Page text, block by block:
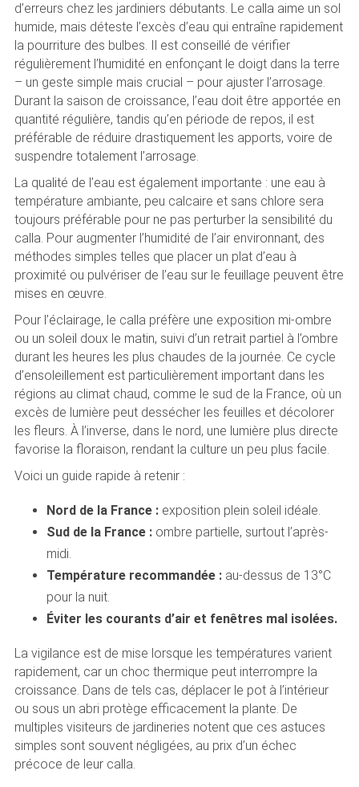
d’erreurs chez les jardiniers débutants. Le calla aime un sol
humide, mais déteste l’excès d’eau qui entraîne rapidement
la pourriture des bulbes. Il est conseillé de vérifier
régulièrement l’humidité en enfonçant le doigt dans la terre
– un geste simple mais crucial – pour ajuster l’arrosage.
Durant la saison de croissance, l’eau doit être apportée en
quantité régulière, tandis qu’en période de repos, il est
préférable de réduire drastiquement les apports, voire de
suspendre totalement l’arrosage.
La qualité de l’eau est également importante : une eau à
température ambiante, peu calcaire et sans chlore sera
toujours préférable pour ne pas perturber la sensibilité du
calla. Pour augmenter l’humidité de l’air environnant, des
méthodes simples telles que placer un plat d’eau à
proximité ou pulvériser de l’eau sur le feuillage peuvent être
mises en œuvre.
Pour l’éclairage, le calla préfère une exposition mi-ombre
ou un soleil doux le matin, suivi d’un retrait partiel à l’ombre
durant les heures les plus chaudes de la journée. Ce cycle
d’ensoleillement est particulièrement important dans les
régions au climat chaud, comme le sud de la France, où un
excès de lumière peut dessécher les feuilles et décolorer
les fleurs. À l’inverse, dans le nord, une lumière plus directe
favorise la floraison, rendant la culture un peu plus facile.
Voici un guide rapide à retenir :
Nord de la France :exposition plein soleil idéale.
Sud de la France :ombre partielle, surtout l’après-
midi.
Température recommandée :au-dessus de 13°C
pour la nuit.
Éviter les courants d’air et fenêtres mal isolées.
La vigilance est de mise lorsque les températures varient
rapidement, car un choc thermique peut interrompre la
croissance. Dans de tels cas, déplacer le pot à l’intérieur
ou sous un abri protège efficacement la plante. De
multiples visiteurs de jardineries notent que ces astuces
simples sont souvent négligées, au prix d’un échec
précoce de leur calla.